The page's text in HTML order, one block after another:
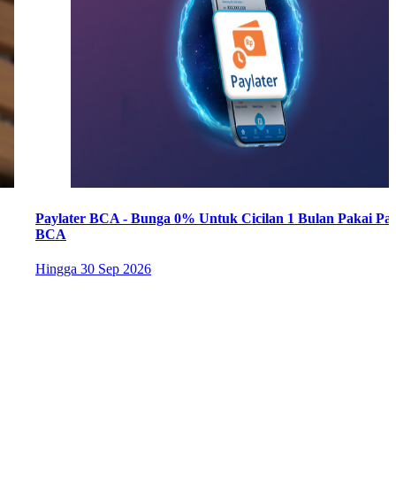
Paylater BCA - Bunga 0% Untuk Cicilan 1 Bulan Pakai
BCA
Hingga 30 Sep 2026